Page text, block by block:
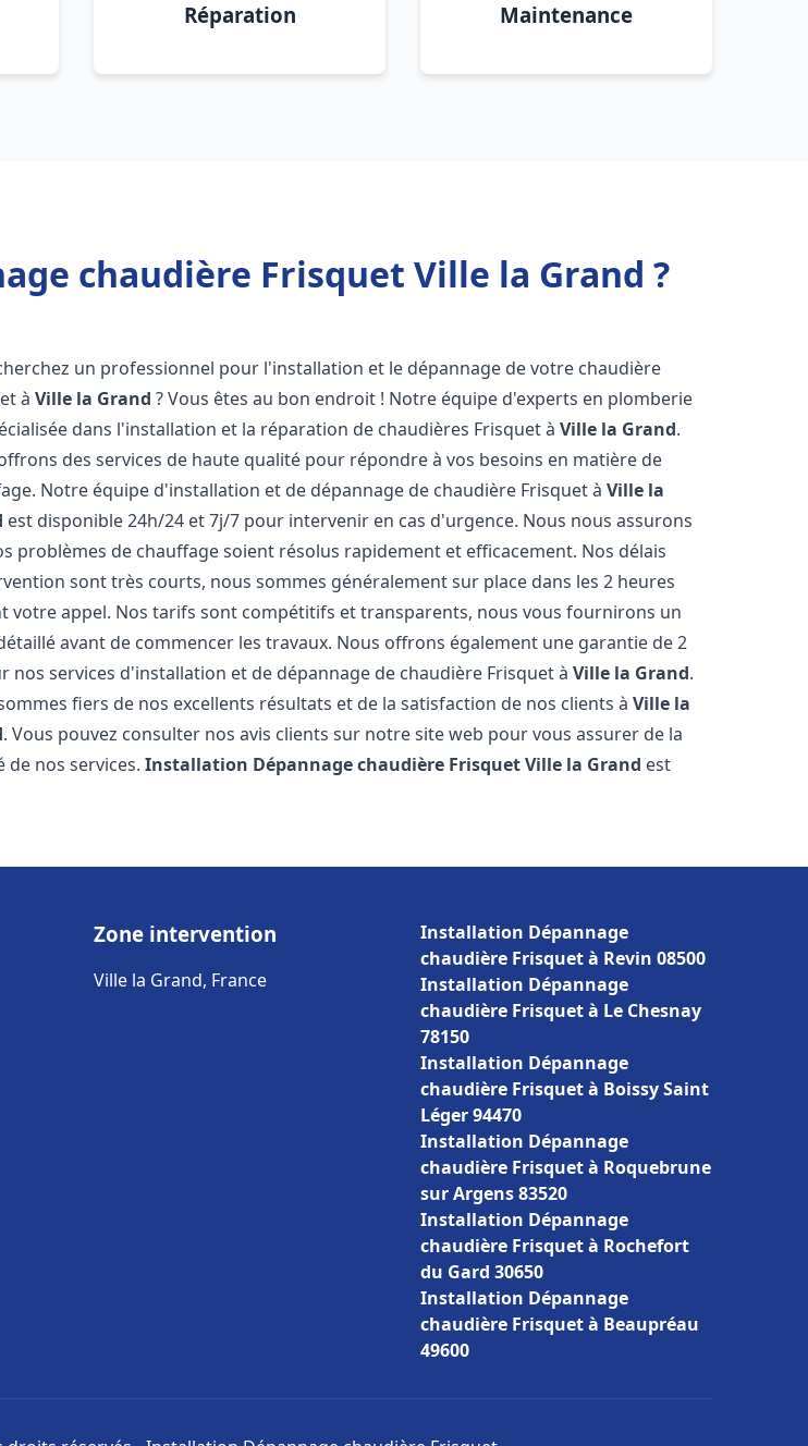
Réparation Maintenance
chaudière Frisquet Ville la Grand ?
un professionnel pour l'installation et le dépannage de votre chaudière
àVille la Grand ? Vous êtes au bon endroit ! Notre équipe d'experts en plomberie
dans l'installation et la réparation de chaudières Frisquet àVille la Grand.
des services de haute qualité pour répondre à vos besoins en matière de
Notre équipe d'installation et de dépannage de chaudière Frisquet àVille la
est disponible 24h/24 et 7j/7 pour intervenir en cas d'urgence. Nous nous assurons
problèmes de chauffage soient résolus rapidement et efficacement. Nos délais
sont très courts, nous sommes généralement sur place dans les 2 heures
votre appel. Nos tarifs sont compétitifs et transparents, nous vous fournirons un
avant de commencer les travaux. Nous offrons également une garantie de 2
nos services d'installation et de dépannage de chaudière Frisquet àVille la Grand.
fiers de nos excellents résultats et de la satisfaction de nos clients àVille la
. Vous pouvez consulter nos avis clients sur notre site web pour vous assurer de la
de nos services.Installation Dépannage chaudière FrisquetVille la Grand est
Zone intervention
Ville la Grand, France
Installation Dépannage
chaudière Frisquet à Revin 08500
Installation Dépannage
chaudière Frisquet à Le Chesnay
78150
Installation Dépannage
chaudière Frisquet à Boissy Saint
Léger 94470
Installation Dépannage
chaudière Frisquet à Roquebrune
sur Argens 83520
Installation Dépannage
chaudière Frisquet à Rochefort
du Gard 30650
Installation Dépannage
chaudière Frisquet à Beaupréau
49600